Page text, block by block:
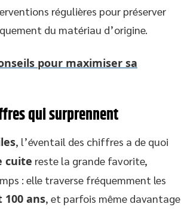
régulières pour préserver
du matériau d’origine.
pour maximiser sa
qui surprennent
, l’éventail des chiffres a de quoi
cuite reste la grande favorite,
: elle traverse fréquemment les
100 ans, et parfois même davantage